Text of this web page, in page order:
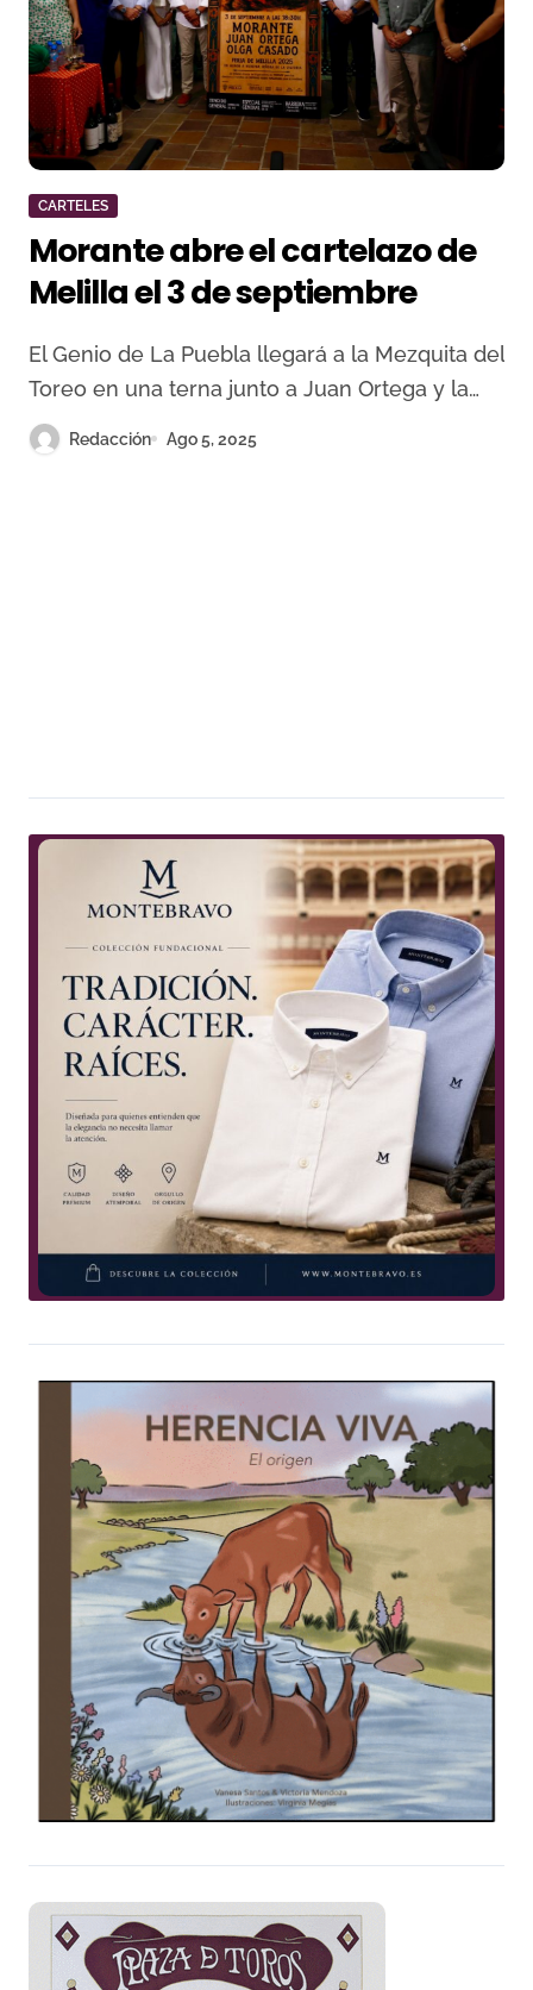
CARTELES
Morante abre el cartelazo de
Melilla el 3 de septiembre
El Genio de La Puebla llegará a la Mezquita del
Toreo en una terna junto a Juan Ortega y la…
Redacción Ago 5, 2025